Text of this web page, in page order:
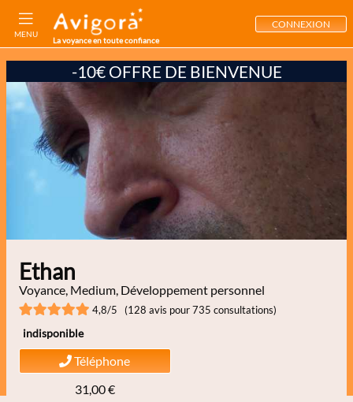
MENU
La voyance en toute confiance
CONNEXION
-10€ OFFRE DE BIENVENUE
Ethan
Voyance, Medium, Développement personnel
4,8/5 (128 avis pour 735 consultations)
indisponible
Téléphone
31,00 €